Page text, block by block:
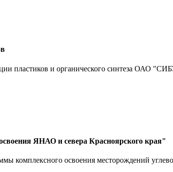
пластиков и органического синтеза ОАО
ЯНАО и севера Красноярского края"
комплексного освоения месторождений